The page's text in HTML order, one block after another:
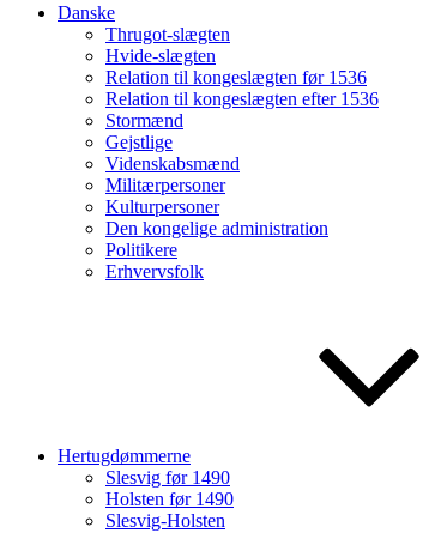
Danske
Thrugot-slægten
Hvide-slægten
Relation til kongeslægten før 1536
Relation til kongeslægten efter 1536
Stormænd
Gejstlige
Videnskabsmænd
Militærpersoner
Kulturpersoner
Den kongelige administration
Politikere
Erhvervsfolk
Hertugdømmerne
Slesvig før 1490
Holsten før 1490
Slesvig-Holsten